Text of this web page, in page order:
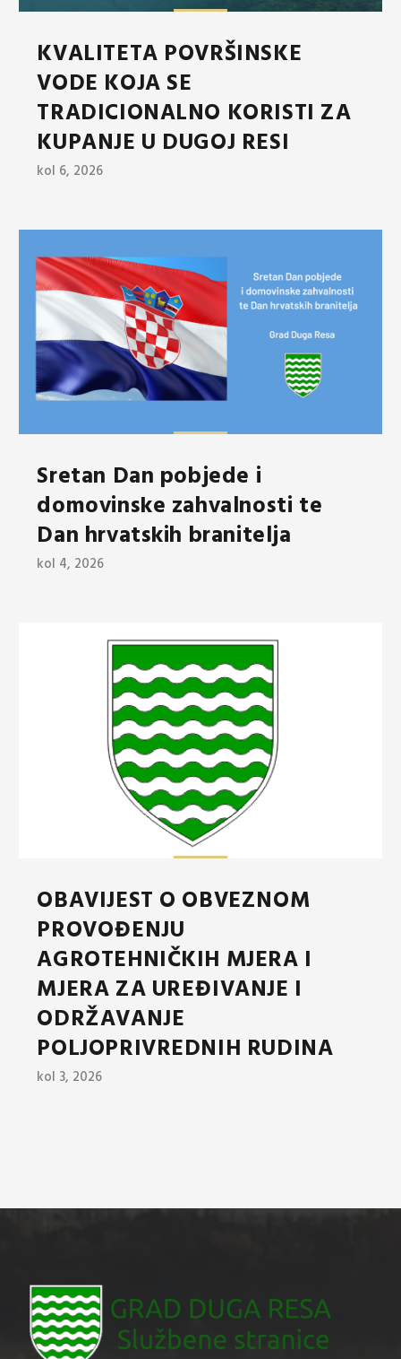
KVALITETA POVRŠINSKE
VODE KOJA SE
TRADICIONALNO KORISTI ZA
KUPANJE U DUGOJ RESI
kol 6, 2026
Sretan Dan pobjede i
domovinske zahvalnosti te
Dan hrvatskih branitelja
kol 4, 2026
OBAVIJEST O OBVEZNOM
PROVOĐENJU
AGROTEHNIČKIH MJERA I
MJERA ZA UREĐIVANJE I
ODRŽAVANJE
POLJOPRIVREDNIH RUDINA
kol 3, 2026